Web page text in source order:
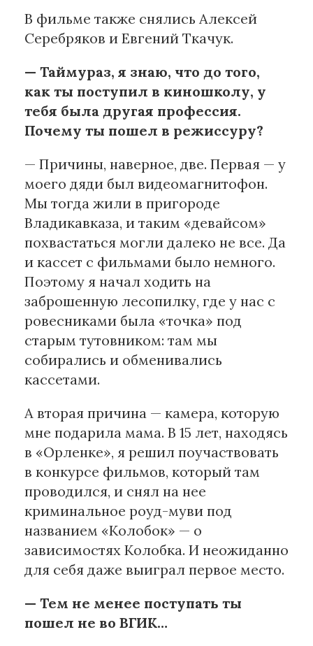
В фильме также снялись Алексей
Серебряков и Евгений Ткачук.
— Таймураз, я знаю, что до того,
как ты поступил в киношколу, у
тебя была другая профессия.
Почему ты пошел в режиссуру?
— Причины, наверное, две. Первая — у
моего дяди был видеомагнитофон.
Мы тогда жили в пригороде
Владикавказа, и таким «девайсом»
похвастаться могли далеко не все. Да
и кассет с фильмами было немного.
Поэтому я начал ходить на
заброшенную лесопилку, где у нас с
ровесниками была «точка» под
старым тутовником: там мы
собирались и обменивались
кассетами.
А вторая причина — камера, которую
мне подарила мама. В 15 лет, находясь
в «Орленке», я решил поучаствовать
в конкурсе фильмов, который там
проводился, и снял на нее
криминальное роуд-муви под
названием «Колобок» — о
зависимостях Колобка. И неожиданно
для себя даже выиграл первое место.
— Тем не менее поступать ты
пошел не во ВГИК…